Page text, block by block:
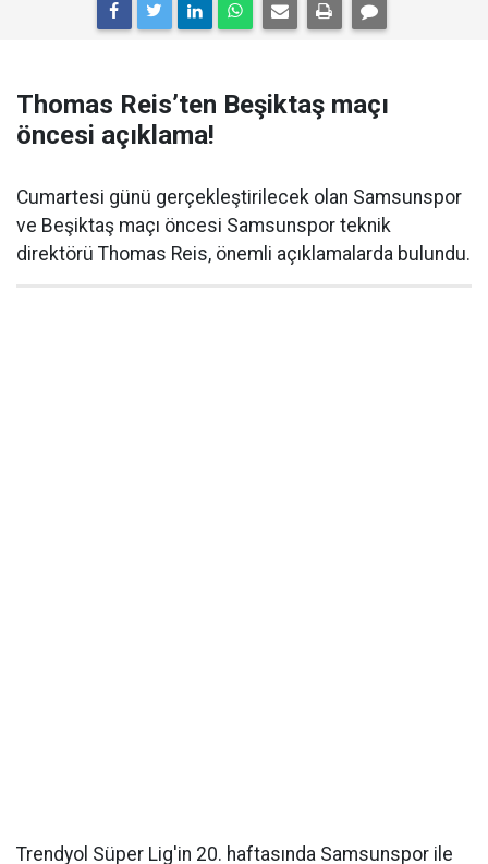
Thomas Reis’ten Beşiktaş maçı
öncesi açıklama!
Cumartesi günü gerçekleştirilecek olan Samsunspor
ve Beşiktaş maçı öncesi Samsunspor teknik
direktörü Thomas Reis, önemli açıklamalarda bulundu.
Trendyol Süper Lig'in 20. haftasında Samsunspor ile